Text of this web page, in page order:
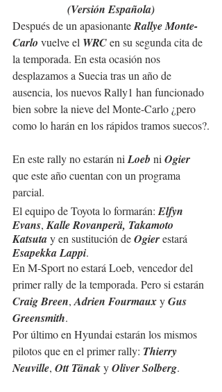
(Versión Española)
Después de un apasionante Rallye Monte-
Carlo vuelve el WRC en su segunda cita de
la temporada. En esta ocasión nos
desplazamos a Suecia tras un año de
ausencia, los nuevos Rally1 han funcionado
bien sobre la nieve del Monte-Carlo ¿pero
como lo harán en los rápidos tramos suecos?.
En este rally no estarán ni Loeb ni Ogier
que este año cuentan con un programa
parcial.
El equipo de Toyota lo formarán: Elfyn
Evans, Kalle Rovanperä, Takamoto
Katsuta y en sustitución de Ogier estará
Esapekka Lappi.
En M-Sport no estará Loeb, vencedor del
primer rally de la temporada. Pero si estarán
Craig Breen, Adrien Fourmaux y Gus
Greensmith.
Por último en Hyundai estarán los mismos
pilotos que en el primer rally: Thierry
Neuville, Ott Tänak y Oliver Solberg.